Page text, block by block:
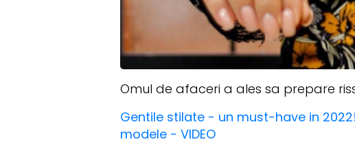
Omul de afaceri a ales sa prepare
Gentile stilate - un must-have in
modele - VIDEO